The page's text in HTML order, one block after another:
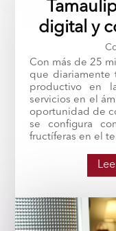
digital y
Con más de 25
que diariamente
productivo en
servicios en el
oportunidad de
se configura
fructíferas en el